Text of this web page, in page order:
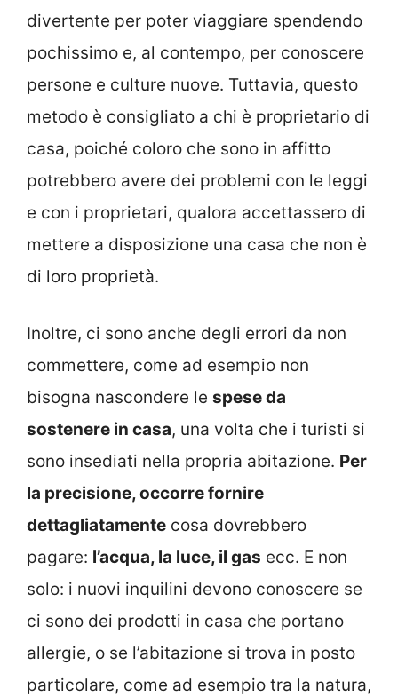
divertente per poter viaggiare spendendo
pochissimo e, al contempo, per conoscere
persone e culture nuove. Tuttavia, questo
metodo è consigliato a chi è proprietario di
casa, poiché coloro che sono in affitto
potrebbero avere dei problemi con le leggi
e con i proprietari, qualora accettassero di
mettere a disposizione una casa che non è
di loro proprietà.
Inoltre, ci sono anche degli errori da non
commettere, come ad esempio non
bisogna nascondere le spese da
sostenere in casa, una volta che i turisti si
sono insediati nella propria abitazione. Per
la precisione, occorre fornire
dettagliatamente cosa dovrebbero
pagare: l’acqua, la luce, il gas ecc. E non
solo: i nuovi inquilini devono conoscere se
ci sono dei prodotti in casa che portano
allergie, o se l’abitazione si trova in posto
particolare, come ad esempio tra la natura,